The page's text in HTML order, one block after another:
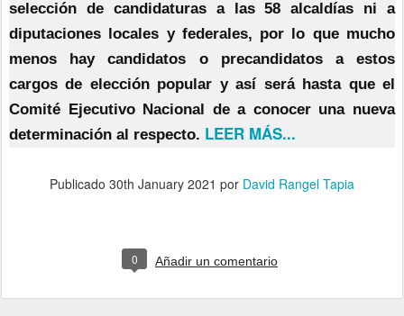
selección de candidaturas a las 58 alcaldías ni a
diputaciones locales y federales, por lo que mucho
menos hay candidatos o precandidatos a estos
cargos de elección popular y así será hasta que el
Comité Ejecutivo Nacional de a conocer una nueva
determinación al respecto. LEER MÁS...
Publicado 30th January 2021 por David Rangel Tapia
0 Añadir un comentario